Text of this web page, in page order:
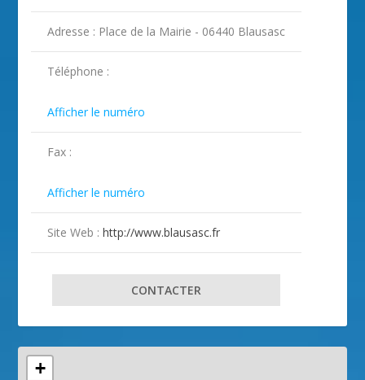
ILLUSTRATION BLAUSASC ( 2 )
ILLUSTRATION BLAUSASC ( 3 )
ILLUSTRATION BLAUSASC ( 4 )
Adresse : Place de la Mairie - 06440 Blausasc
Téléphone :
Afficher le numéro
Fax :
Afficher le numéro
Site Web :http://www.blausasc.fr
CONTACTER
+